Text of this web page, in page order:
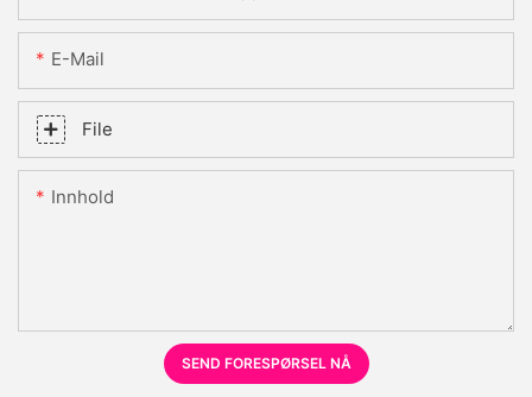
E-Mail
File
Innhold
SEND FORESPØRSEL NÅ